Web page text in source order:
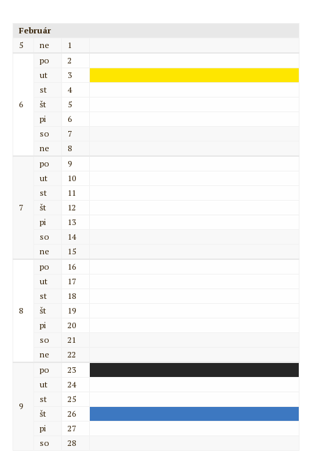
Február
5
ne 1
6
po
2
ut
3
st
4
št
5
pi
6
so
7
ne
8
7
po
9
ut
10
st
11
št
12
pi
13
so
14
ne
15
8
po
16
ut
17
st
18
št
19
pi
20
so
21
ne
22
9
po
23
ut
24
st
25
št
26
pi
27
so
28